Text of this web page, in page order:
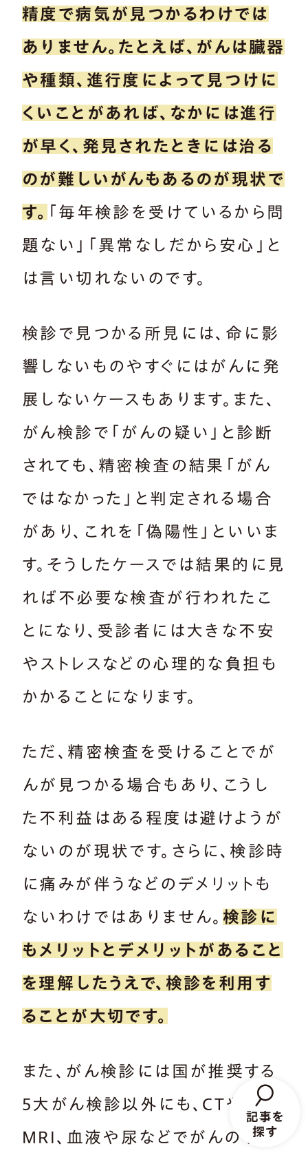
精度で病気が見つかるわけでは
ありません。たとえば、がんは臓器
や種類、進行度によって見つけに
くいことがあれば、なかには進行
が早く、発見されたときには治る
のが難しいがんもあるのが現状で
す。 「毎年検診を受けているから問
題ない」「異常なしだから安心」と
は言い切れないのです。
検診で見つかる所見には、命に影
響しないものやすぐにはがんに発
展しないケースもあります。また、
がん検診で「がんの疑い」と診断
されても、精密検査の結果「がん
ではなかった」と判定される場合
があり、これを「偽陽性」といいま
す。そうしたケースでは結果的に見
れば不必要な検査が行われたこ
とになり、受診者には大きな不安
やストレスなどの心理的な負担も
かかることになります。
ただ、精密検査を受けることでが
んが見つかる場合もあり、こうし
た不利益はある程度は避けようが
ないのが現状です。さらに、検診時
に痛みが伴うなどのデメリットも
ないわけではありません。 検診に
もメリットとデメリットがあること
を理解したうえで、検診を利用す
ることが大切です。
また、がん検診には国が推奨する
5大がん検診以外にも、CTや
MRI、血液や尿などでがんのリス